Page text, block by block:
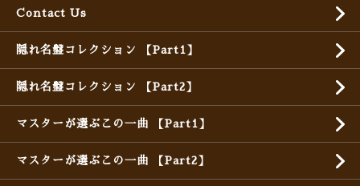
Contact Us
隠れ名盤コレクション 【Part1】
隠れ名盤コレクション 【Part2】
マスターが選ぶこの一曲 【Part1】
マスターが選ぶこの一曲 【Part2】